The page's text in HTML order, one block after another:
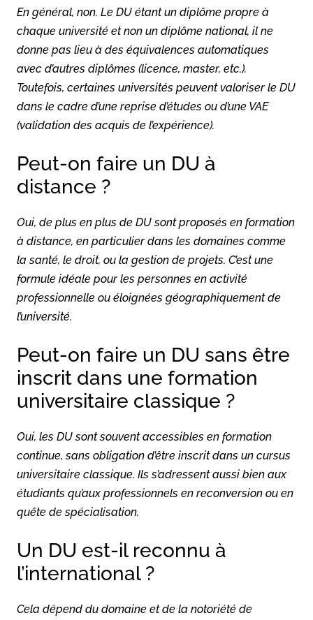
En général, non. Le DU étant un diplôme propre à
chaque université et non un diplôme national, il ne
donne pas lieu à des équivalences automatiques
avec d’autres diplômes (licence, master, etc.).
Toutefois, certaines universités peuvent valoriser le DU
dans le cadre d’une reprise d’études ou d’une VAE
(validation des acquis de l’expérience).
Peut-on faire un DU à
distance ?
Oui, de plus en plus de DU sont proposés en formation
à distance, en particulier dans les domaines comme
la santé, le droit, ou la gestion de projets. C’est une
formule idéale pour les personnes en activité
professionnelle ou éloignées géographiquement de
l’université.
Peut-on faire un DU sans être
inscrit dans une formation
universitaire classique ?
Oui, les DU sont souvent accessibles en formation
continue, sans obligation d’être inscrit dans un cursus
universitaire classique. Ils s’adressent aussi bien aux
étudiants qu’aux professionnels en reconversion ou en
quête de spécialisation.
Un DU est-il reconnu à
l’international ?
Cela dépend du domaine et de la notoriété de